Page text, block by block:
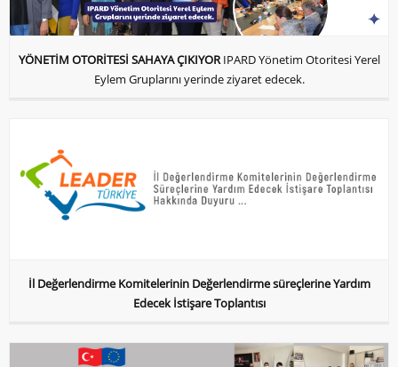
YÖNETİM OTORİTESİ SAHAYA ÇIKIYOR IPARD Yönetim Otoritesi Yerel
Eylem Gruplarını yerinde ziyaret edecek.
İl Değerlendirme Komitelerinin Değerlendirme süreçlerine Yardım
Edecek İstişare Toplantısı